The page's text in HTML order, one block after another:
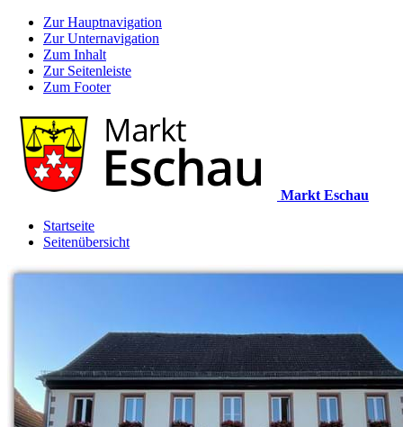
Zur Hauptnavigation
Zur Unternavigation
Zum Inhalt
Zur Seitenleiste
Zum Footer
Markt Eschau
Startseite
Seitenübersicht